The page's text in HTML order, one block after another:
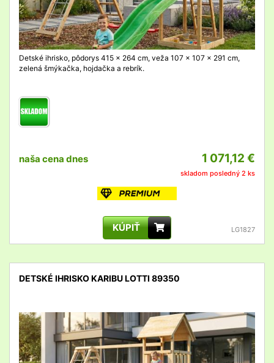
Detské ihrisko, pôdorys 415 x 264 cm, veža 107 x 107 x 291 cm,
zelená šmýkačka, hojdačka a rebrík.
naša cena dnes 1 071,12 €
skladom posledný 2 ks
KÚPIŤ LG1827
DETSKÉ IHRISKO KARIBU LOTTI 89350
detail